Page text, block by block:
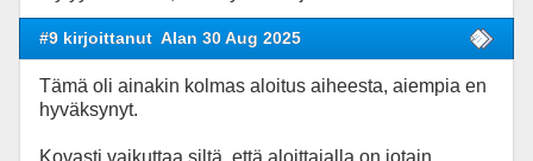
#9 kirjoittanut Alan 30 Aug 2025
Tämä oli ainakin kolmas aloitus aiheesta, aiempia en
hyväksynyt.
Kovasti vaikuttaa siltä, että aloittajalla on jotain